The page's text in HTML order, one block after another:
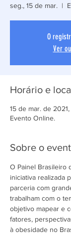
seg., 15 de mar.
  |
O
Ver
Horário e
15 de mar. de
Evento Online.
Sobre o
O Painel Brasileiro
iniciativa realizada
parceria com
trabalham com o
objetivo mapear e
fatores,
à obesidade no